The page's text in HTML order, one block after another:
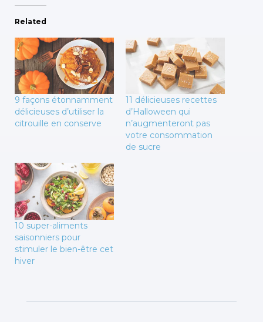
Related
9 façons étonnamment
délicieuses d’utiliser la
citrouille en conserve
11 délicieuses recettes
d’Halloween qui
n’augmenteront pas
votre consommation
de sucre
10 super-aliments
saisonniers pour
stimuler le bien-être cet
hiver